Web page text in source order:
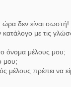
δεν είναι σωστή!
με τις
όνομα μέλους μου;
μου;
μέλους πρέπει να